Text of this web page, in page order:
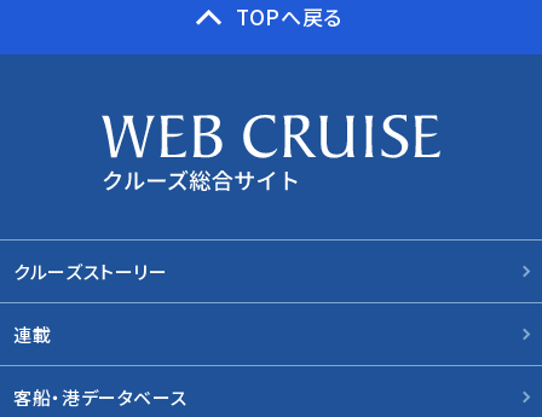
TOPへ戻る
クルーズストーリー
連載
客船・港データベース